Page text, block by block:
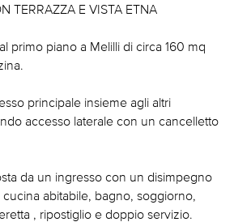
TERRAZZA E VISTA ETNA
primo piano a Melilli di circa 160 mq
principale insieme agli altri
accesso laterale con un cancelletto
da un ingresso con un disimpegno
abitabile, bagno, soggiorno,
, ripostiglio e doppio servizio.